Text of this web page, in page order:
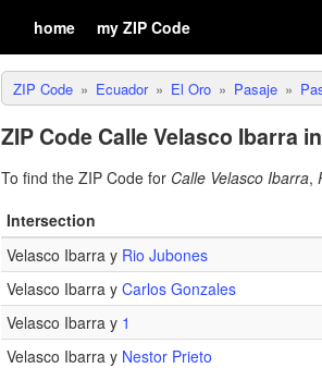
home my ZIP Code
ZIP Code Ecuador El Oro Pasaje
ZIP Code Calle Velasco Ibarra
To find the ZIP Code for Calle Velasco Ibarra,
Intersection
Velasco Ibarra y Rio Jubones
Velasco Ibarra y Carlos Gonzales
Velasco Ibarra y 1
Velasco Ibarra y Nestor Prieto